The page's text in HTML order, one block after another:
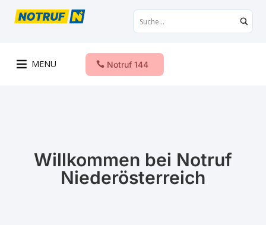
MENU Notruf 144
Willkommen bei Notruf
Niederösterreich